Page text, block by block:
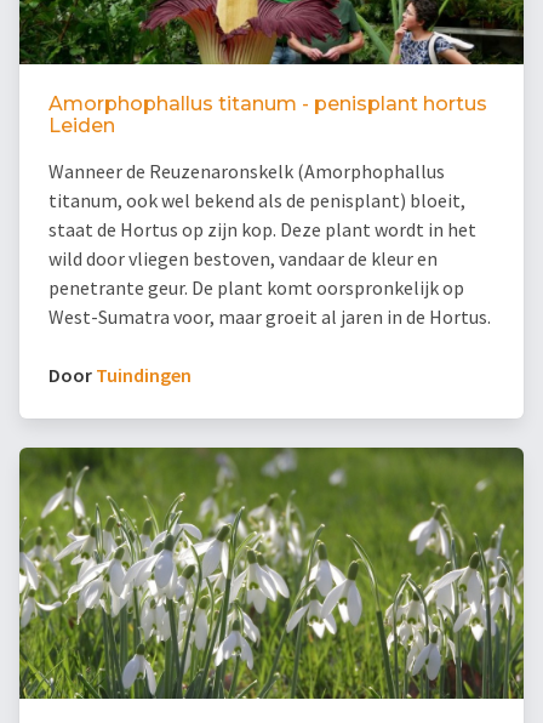
Amorphophallus titanum - penisplant hortus
Leiden
Wanneer de Reuzenaronskelk (Amorphophallus
titanum, ook wel bekend als de penisplant) bloeit,
staat de Hortus op zijn kop. Deze plant wordt in het
wild door vliegen bestoven, vandaar de kleur en
penetrante geur. De plant komt oorspronkelijk op
West-Sumatra voor, maar groeit al jaren in de Hortus.
Door Tuindingen